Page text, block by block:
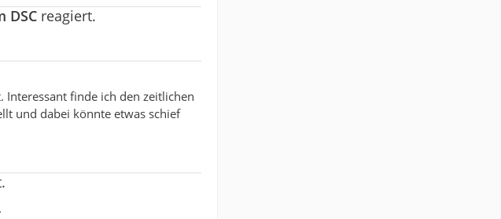
DSC reagiert.
Interessant finde ich den zeitlichen
und dabei könnte etwas schief